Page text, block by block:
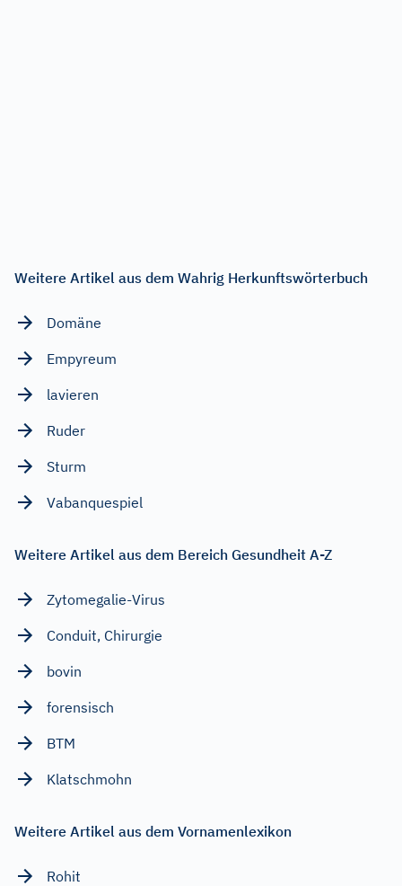
Weitere Artikel aus dem Wahrig Herkunftswörterbuch
Domäne
Empyreum
lavieren
Ruder
Sturm
Vabanquespiel
Weitere Artikel aus dem Bereich Gesundheit A-Z
Zytomegalie-Virus
Conduit, Chirurgie
bovin
forensisch
BTM
Klatschmohn
Weitere Artikel aus dem Vornamenlexikon
Rohit